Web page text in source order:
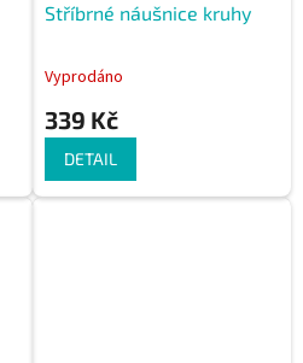
Stříbrné náušnice kruhy
Vyprodáno
339 Kč
DETAIL